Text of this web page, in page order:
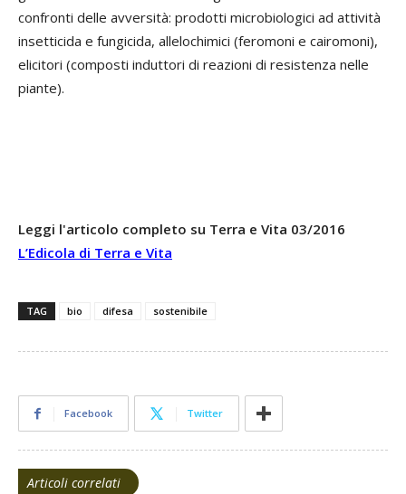
confronti delle avversità: prodotti microbiologici ad attività
insetticida e fungicida, allelochimici (feromoni e cairomoni),
elicitori (composti induttori di reazioni di resistenza nelle
piante).
Leggi l'articolo completo su Terra e Vita 03/2016
L’Edicola di Terra e Vita
TAG bio difesa sostenibile
Facebook Twitter
Articoli correlati